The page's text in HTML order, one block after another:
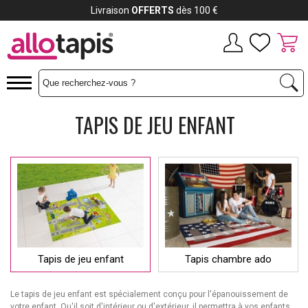
TAPIS DE JEU ENFANT
Tapis de jeu enfant Tapis chambre ado
Le tapis de jeu enfant est spécialement conçu pour l'épanouissement de
Payez jusqu'à12x